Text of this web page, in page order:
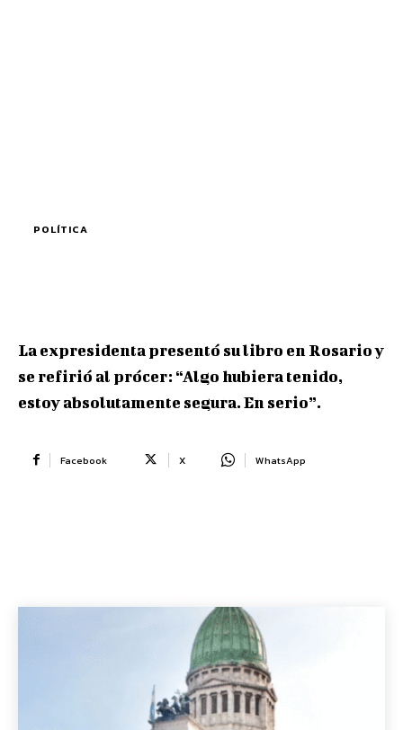
POLÍTICA
La expresidenta presentó su libro en Rosario y
se refirió al prócer: “Algo hubiera tenido,
estoy absolutamente segura. En serio”.
Facebook X WhatsApp